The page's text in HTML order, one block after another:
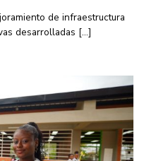
de infraestructura
desarrolladas [...]